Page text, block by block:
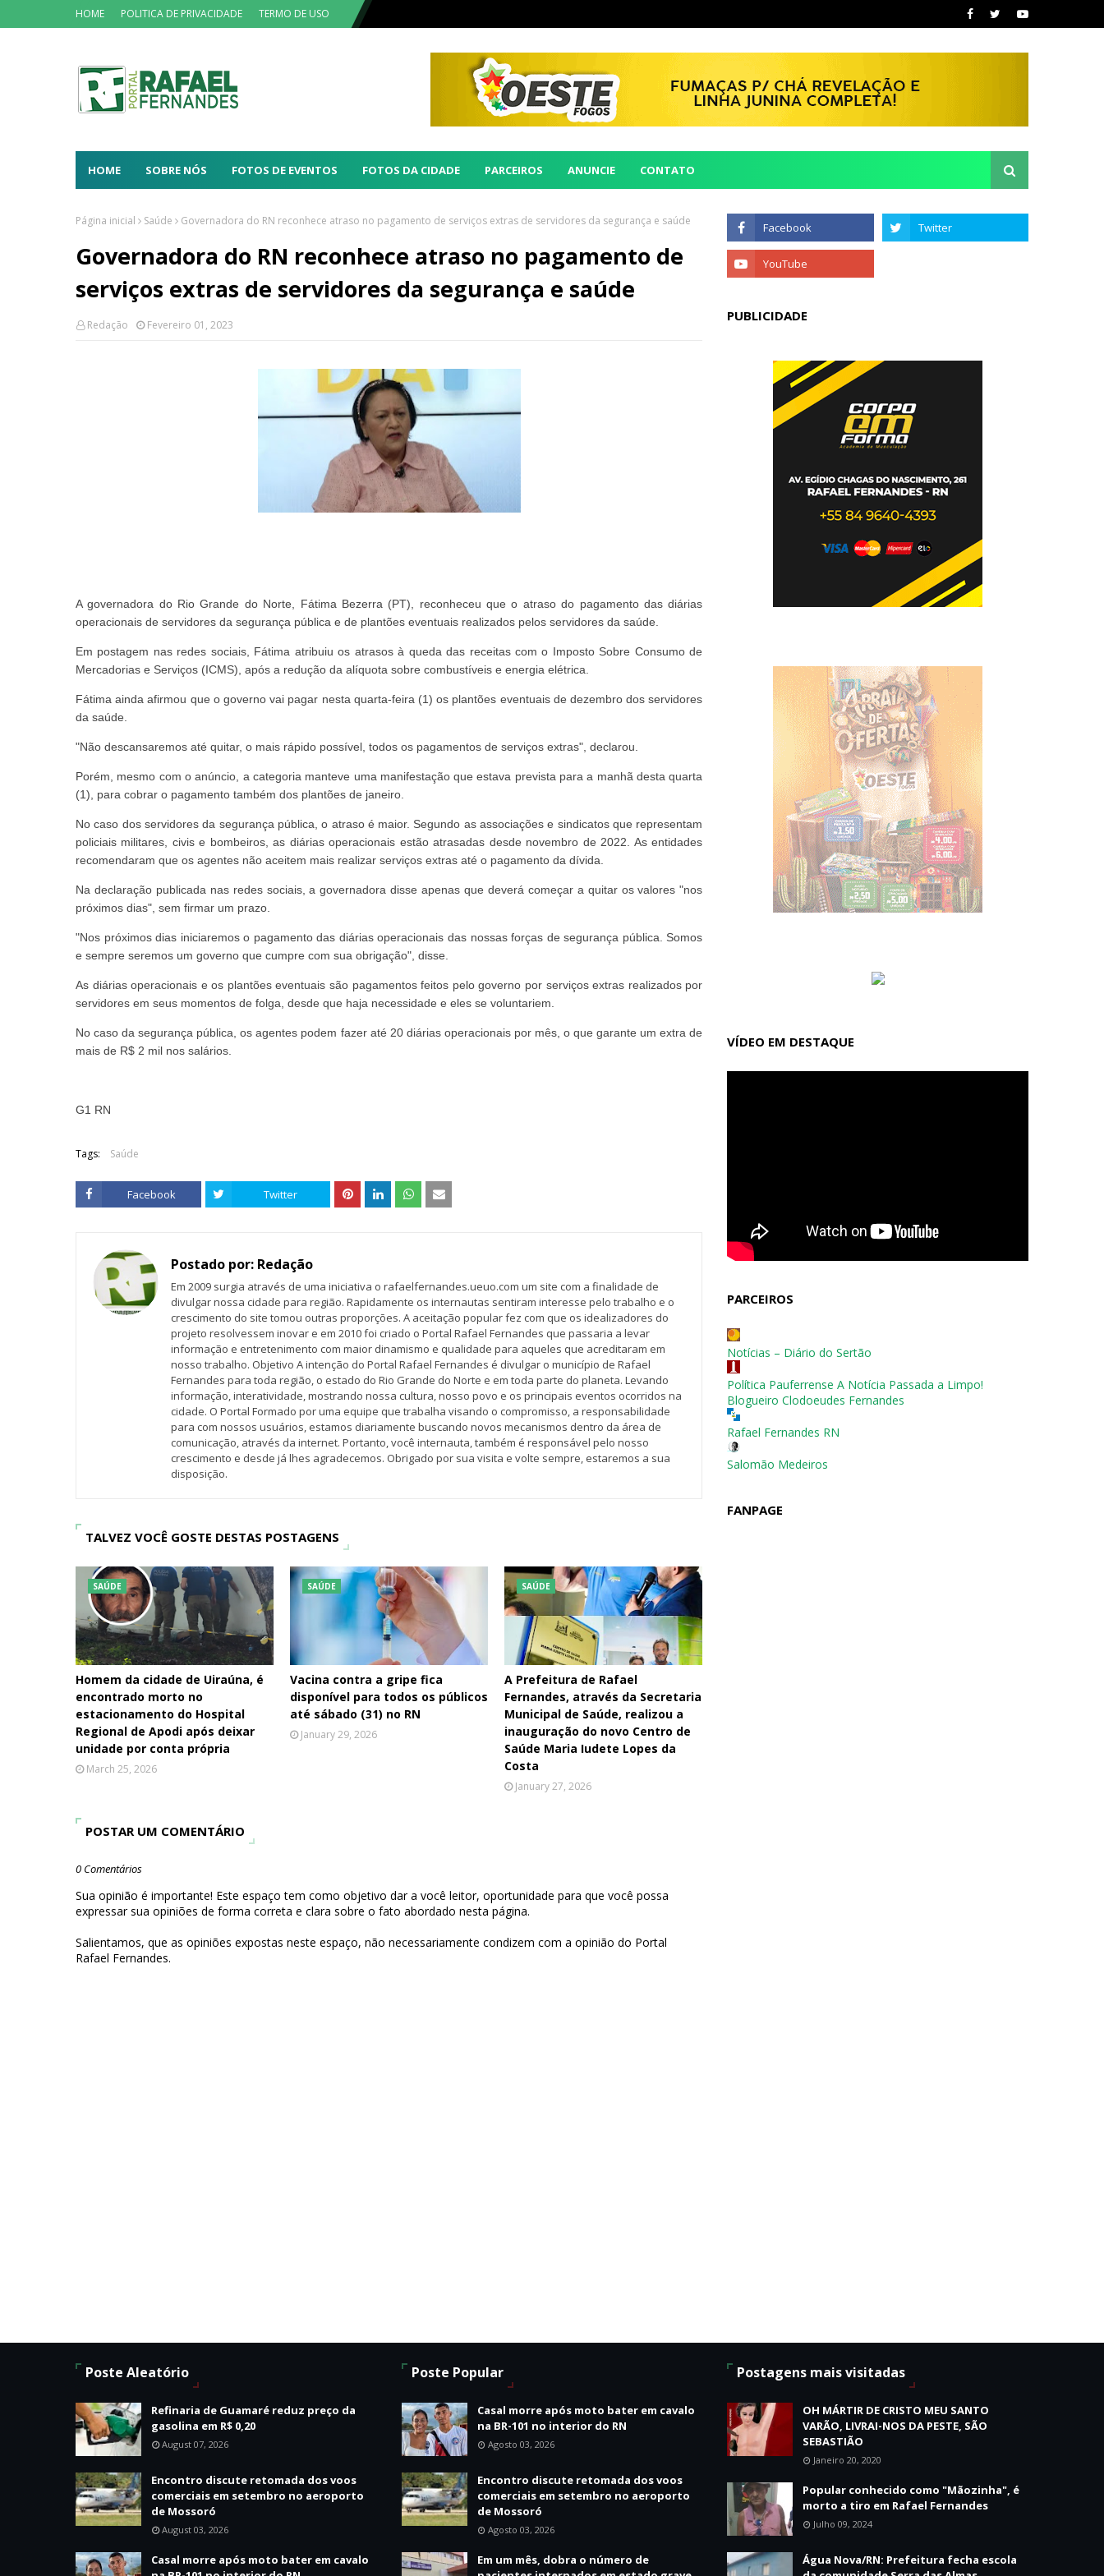
HOME POLITICA DE PRIVACIDADE TERMO DE USO
HOME SOBRE NÓS FOTOS DE EVENTOS FOTOS DA CIDADE PARCEIROS ANUNCIE CONTATO
Página inicial Saúde Governadora do RN reconhece atraso no pagamento de serviços extras de servidores da segurança e saúde
Governadora do RN reconhece atraso no pagamento de
serviços extras de servidores da segurança e saúde
Redação Fevereiro 01, 2023
A governadora do Rio Grande do Norte, Fátima Bezerra (PT), reconheceu que o atraso do pagamento das diárias
operacionais de servidores da segurança pública e de plantões eventuais realizados pelos servidores da saúde.
Em postagem nas redes sociais, Fátima atribuiu os atrasos à queda das receitas com o Imposto Sobre Consumo de
Mercadorias e Serviços (ICMS), após a redução da alíquota sobre combustíveis e energia elétrica.
Fátima ainda afirmou que o governo vai pagar nesta quarta-feira (1) os plantões eventuais de dezembro dos servidores
da saúde.
"Não descansaremos até quitar, o mais rápido possível, todos os pagamentos de serviços extras", declarou.
Porém, mesmo com o anúncio, a categoria manteve uma manifestação que estava prevista para a manhã desta quarta
(1), para cobrar o pagamento também dos plantões de janeiro.
No caso dos servidores da segurança pública, o atraso é maior. Segundo as associações e sindicatos que representam
policiais militares, civis e bombeiros, as diárias operacionais estão atrasadas desde novembro de 2022. As entidades
recomendaram que os agentes não aceitem mais realizar serviços extras até o pagamento da dívida.
Na declaração publicada nas redes sociais, a governadora disse apenas que deverá começar a quitar os valores "nos
próximos dias", sem firmar um prazo.
"Nos próximos dias iniciaremos o pagamento das diárias operacionais das nossas forças de segurança pública. Somos
e sempre seremos um governo que cumpre com sua obrigação", disse.
As diárias operacionais e os plantões eventuais são pagamentos feitos pelo governo por serviços extras realizados por
servidores em seus momentos de folga, desde que haja necessidade e eles se voluntariem.
No caso da segurança pública, os agentes podem fazer até 20 diárias operacionais por mês, o que garante um extra de
mais de R$ 2 mil nos salários.
G1 RN
Tags: Saúde
Facebook Twitter
Postado por: Redação
Em 2009 surgia através de uma iniciativa o rafaelfernandes.ueuo.com um site com a finalidade de
divulgar nossa cidade para região. Rapidamente os internautas sentiram interesse pelo trabalho e o
crescimento do site tomou outras proporções. A aceitação popular fez com que os idealizadores do
projeto resolvessem inovar e em 2010 foi criado o Portal Rafael Fernandes que passaria a levar
informação e entretenimento com maior dinamismo e qualidade para aqueles que acreditaram em
nosso trabalho. Objetivo A intenção do Portal Rafael Fernandes é divulgar o município de Rafael
Fernandes para toda região, o estado do Rio Grande do Norte e em toda parte do planeta. Levando
informação, interatividade, mostrando nossa cultura, nosso povo e os principais eventos ocorridos na
cidade. O Portal Formado por uma equipe que trabalha visando o compromisso, a responsabilidade
para com nossos usuários, estamos diariamente buscando novos mecanismos dentro da área de
comunicação, através da internet. Portanto, você internauta, também é responsável pelo nosso
crescimento e desde já lhes agradecemos. Obrigado por sua visita e volte sempre, estaremos a sua
disposição.
TALVEZ VOCÊ GOSTE DESTAS POSTAGENS
SAÚDE
Homem da cidade de Uiraúna, é
encontrado morto no
estacionamento do Hospital
Regional de Apodi após deixar
unidade por conta própria
March 25, 2026
SAÚDE
Vacina contra a gripe fica
disponível para todos os públicos
até sábado (31) no RN
January 29, 2026
SAÚDE
A Prefeitura de Rafael
Fernandes, através da Secretaria
Municipal de Saúde, realizou a
inauguração do novo Centro de
Saúde Maria Iudete Lopes da
Costa
January 27, 2026
POSTAR UM COMENTÁRIO
0 Comentários
Sua opinião é importante! Este espaço tem como objetivo dar a você leitor, oportunidade para que você possa
expressar sua opiniões de forma correta e clara sobre o fato abordado nesta página.
Salientamos, que as opiniões expostas neste espaço, não necessariamente condizem com a opinião do Portal
Rafael Fernandes.
PUBLICIDADE
VÍDEO EM DESTAQUE
PARCEIROS
Notícias – Diário do Sertão
Política Pauferrense A Notícia Passada a Limpo!
Blogueiro Clodoeudes Fernandes
Rafael Fernandes RN
Salomão Medeiros
FANPAGE
Poste Aleatório
Refinaria de Guamaré reduz preço da
gasolina em R$ 0,20
August 07, 2026
Encontro discute retomada dos voos
comerciais em setembro no aeroporto
de Mossoró
August 03, 2026
Casal morre após moto bater em cavalo
Poste Popular
Casal morre após moto bater em cavalo
na BR-101 no interior do RN
Agosto 03, 2026
Encontro discute retomada dos voos
comerciais em setembro no aeroporto
de Mossoró
Agosto 03, 2026
Em um mês, dobra o número de
Postagens mais visitadas
OH MÁRTIR DE CRISTO MEU SANTO
VARÃO, LIVRAI-NOS DA PESTE, SÃO
SEBASTIÃO
Janeiro 20, 2020
Popular conhecido como "Mãozinha", é
morto a tiro em Rafael Fernandes
Julho 09, 2024
Água Nova/RN: Prefeitura fecha escola